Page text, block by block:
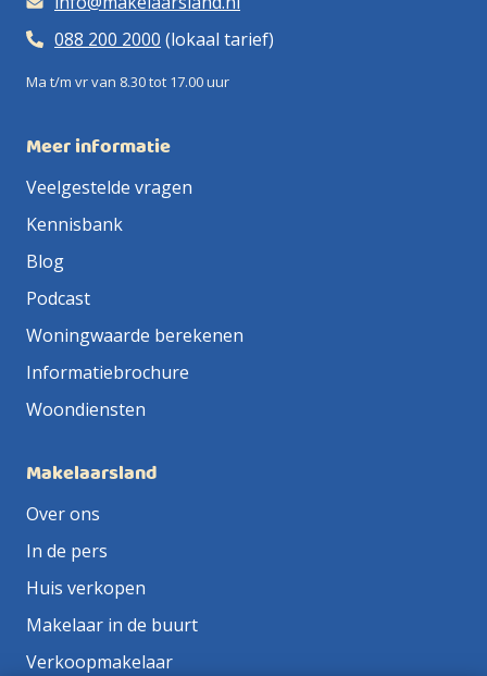
een huis kun je prima het een en ander zelf doen. Jij
kent je huis en de omgeving het beste dus waarom
zou je de bezichtigingen uit handen geven?
Belangrijker nog, jij kan als geen ander de liefde die jij
zelf actief bent hoeven wij niet voor elke bezichtiging,
scheelt veel tijd en dus veel geld!
geen dure kantoren op toplocaties, maar één
makelaar zijn we ook een beetje een IT-bedrijf en
geautomatiseerd. Hierdoor houden we alles voor jou
088 200 2000 (lokaal tarief)
Ma t/m vr van 8.30 tot 17.00 uur
Meer informatie
Veelgestelde vragen
Kennisbank
Blog
Podcast
Woningwaarde berekenen
Informatiebrochure
Woondiensten
Makelaarsland
Over ons
In de pers
Huis verkopen
Makelaar in de buurt
Verkoopmakelaar